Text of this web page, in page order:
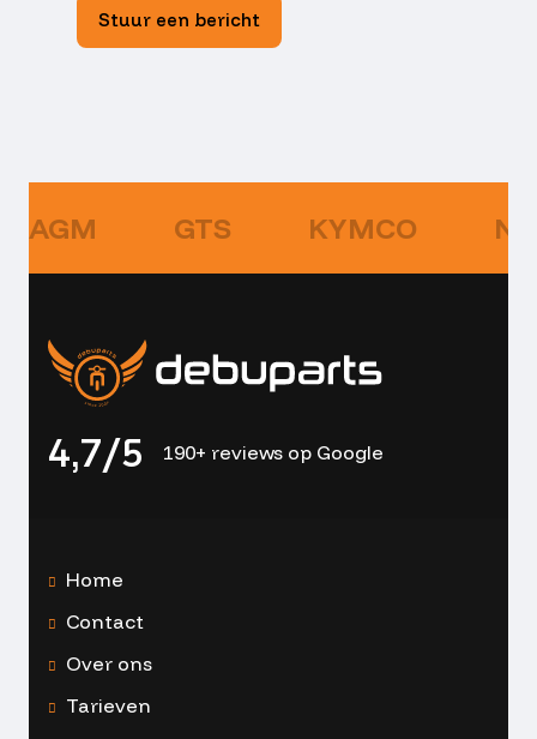
Stuur een bericht
AGM GTS KYMCO
4,7/5 190+ reviews op Google
Home
Contact
Over ons
Tarieven